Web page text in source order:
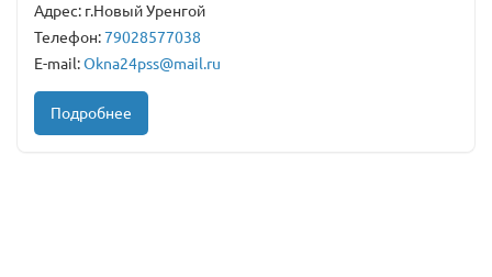
Адрес: г.Новый Уренгой
Телефон:79028577038
E-mail:Okna24pss@mail.ru
Подробнее